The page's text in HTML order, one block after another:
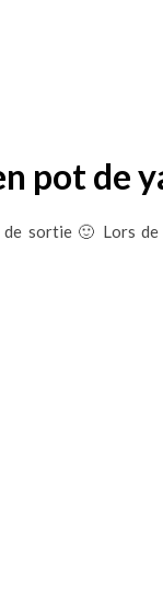
pot de
sortie 🙂 Lors